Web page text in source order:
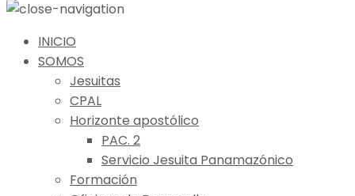
INICIO
SOMOS
Jesuitas
CPAL
Horizonte apostólico
PAC. 2
Servicio Jesuita Panamazónico
Formación